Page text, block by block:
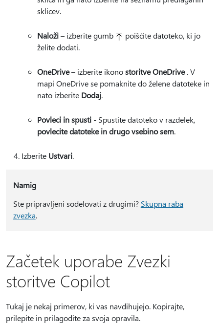
sklicev.
Naloži– izberite gumb
poiščite datoteko, ki jo
želite dodati.
OneDrive– izberite ikonostoritve OneDrive. V
mapi OneDrive se pomaknite do želene datoteke in
nato izberite Dodaj.
Povleci in spusti - Spustite datoteko v razdelek,
povlecite datoteke in drugo vsebino sem.
Izberite Ustvari.
Namig
Ste pripravljeni sodelovati z drugimi? Skupna raba
zvezka.
Začetek uporabe Zvezki
storitve Copilot
Tukaj je nekaj primerov, ki vas navdihujejo. Kopirajte,
prilepite in prilagodite za svoja opravila.